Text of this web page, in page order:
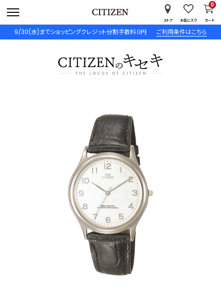
9/30(水)までショッピングクレジット分割手数料０円 ご利用条件はこちら
ストア お気に入り カート
0